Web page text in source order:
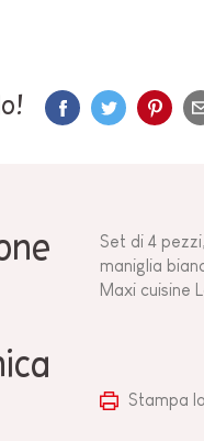
Set di 4
maniglia
Maxi cuisine
Stampa